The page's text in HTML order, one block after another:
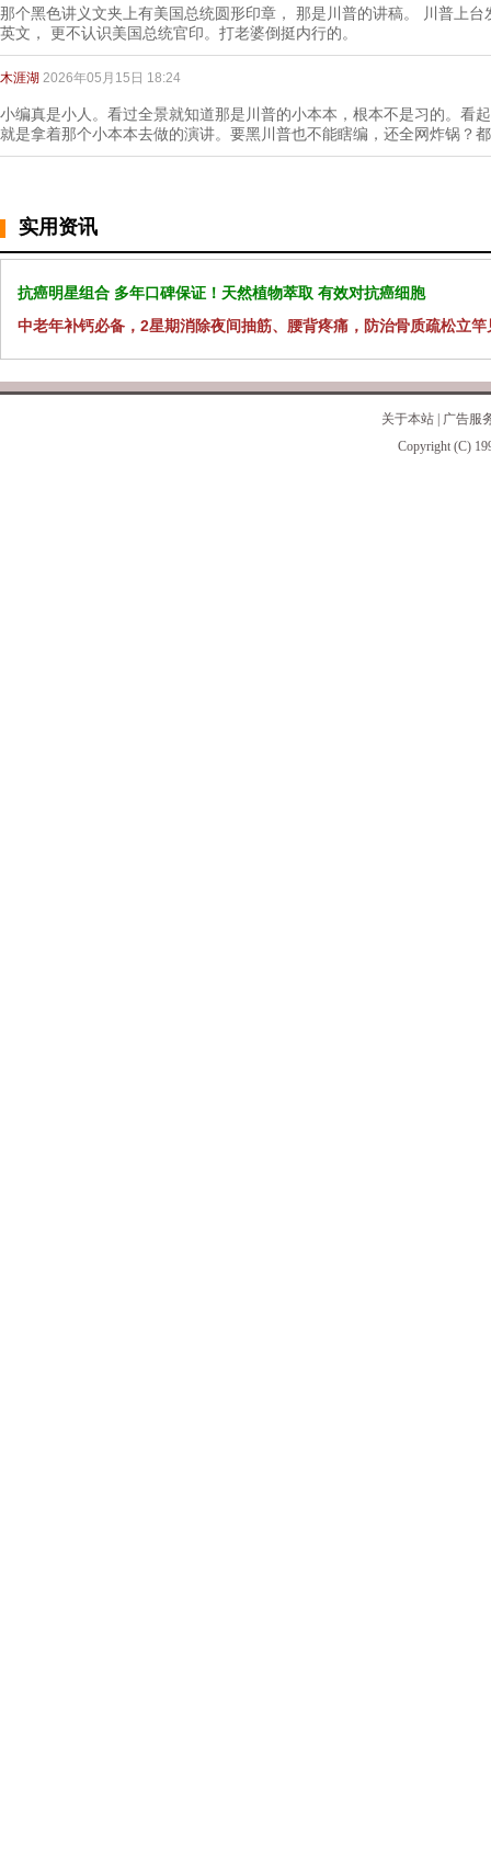
那个黑色讲义文夹上有美国总统圆形印章， 那是川普的讲稿。 川普上
英文， 更不认识美国总统官印。打老婆倒挺内行的。
木涯湖 2026年05月15日 18:24
小编真是小人。看过全景就知道那是川普的小本本，根本不是习的。看
就是拿着那个小本本去做的演讲。要黑川普也不能瞎编，还全网炸锅？
实用资讯
抗癌明星组合 多年口碑保证！天然植物萃取 有效对抗癌细胞
中老年补钙必备，2星期消除夜间抽筋、腰背疼痛，防治骨质疏松立竿
关于本站
广告服
Copyright (C)